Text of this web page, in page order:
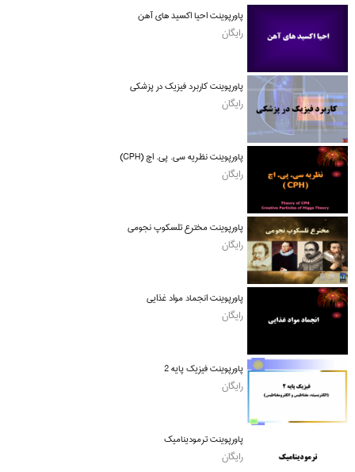
پاورپوینت احیا اکسید های آهن
رایگان
پاورپوینت کاربرد فیزیک در پزشکی
رایگان
پاورپوینت نظریه سی. پی. اچ (CPH)
رایگان
پاورپوینت مخترع تلسکوپ نجومی
رایگان
پاورپوینت انجماد مواد غذایی
رایگان
پاورپوینت فیزیک پایه 2
رایگان
پاورپوینت ترمودینامیک
رایگان